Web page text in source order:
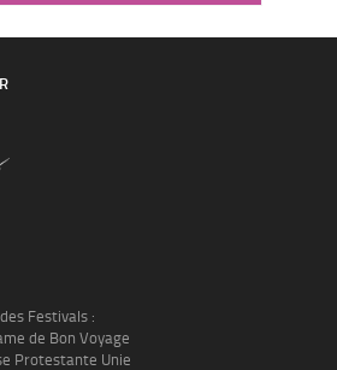
Festivals :
de Bon Voyage
Protestante Unie